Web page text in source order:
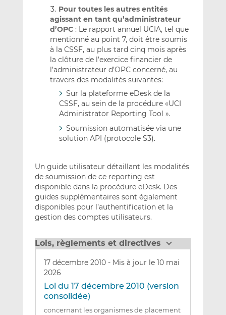
Pour toutes les autres entités
agissant en tant qu’administrateur
d’OPC: Le rapport annuel UCIA, tel que
mentionné au point 7, doit être soumis
à la CSSF, au plus tard cinq mois après
la clôture de l’exercice financier de
l’administrateur d’OPC concerné, au
travers des modalités suivantes:
Sur la plateforme eDesk de la
CSSF, au sein de la procédure «UCI
Administrator Reporting Tool ».
Soumission automatisée via une
solution API (protocole S3).
Un guide utilisateur détaillant les modalités
de soumission de ce reporting est
disponible dans la procédure eDesk. Des
guides supplémentaires sont également
disponibles pour l’authentification et la
gestion des comptes utilisateurs.
Lois, règlements et directives
17 décembre 2010 - Mis à jour le 10 mai
2026
Loi du 17 décembre 2010 (version
consolidée)
concernant les organismes de placement